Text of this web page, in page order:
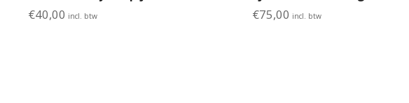
€40,00 incl. btw €75,00 incl. btw